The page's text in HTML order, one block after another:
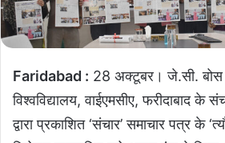
Faridabad : 28 अक्टूबर। जे.सी. बोस
विश्वविद्यालय, वाईएमसीए, फरीदाबाद के
द्वारा प्रकाशित ‘संचार’ समाचार पत्र के